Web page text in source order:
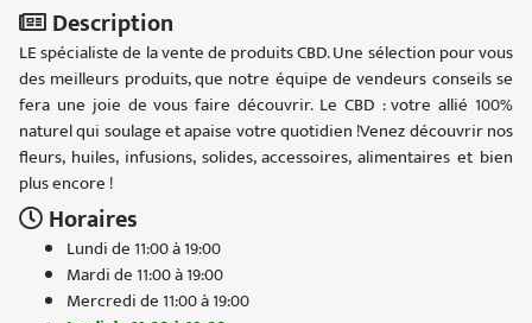
Description
LE spécialiste de la vente de produits CBD. Une sélection pour vous
des meilleurs produits, que notre équipe de vendeurs conseils se
fera une joie de vous faire découvrir. Le CBD : votre allié 100%
naturel qui soulage et apaise votre quotidien !Venez découvrir nos
fleurs, huiles, infusions, solides, accessoires, alimentaires et bien
plus encore !
Horaires
Lundi de 11:00 à 19:00
Mardi de 11:00 à 19:00
Mercredi de 11:00 à 19:00